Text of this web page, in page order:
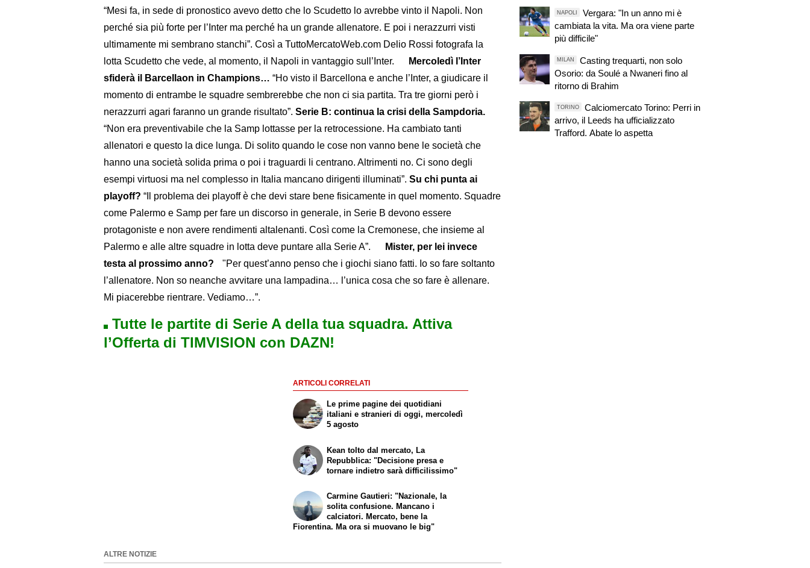
“Mesi fa, in sede di pronostico avevo detto che lo Scudetto lo avrebbe vinto il Napoli. Non
perché sia più forte per l’Inter ma perché ha un grande allenatore. E poi i nerazzurri visti
ultimamente mi sembrano stanchi”. Così a TuttoMercatoWeb.com Delio Rossi fotografa la
lotta Scudetto che vede, al momento, il Napoli in vantaggio sull’Inter.
Mercoledì l’Inter
sfiderà il Barcellaon in Champions… “Ho visto il Barcellona e anche l’Inter, a giudicare il
momento di entrambe le squadre sembrerebbe che non ci sia partita. Tra tre giorni però i
nerazzurri agari faranno un grande risultato”. Serie B: continua la crisi della Sampdoria.
“Non era preventivabile che la Samp lottasse per la retrocessione. Ha cambiato tanti
allenatori e questo la dice lunga. Di solito quando le cose non vanno bene le società che
hanno una società solida prima o poi i traguardi li centrano. Altrimenti no. Ci sono degli
esempi virtuosi ma nel complesso in Italia mancano dirigenti illuminati”. Su chi punta ai
playoff? “Il problema dei playoff è che devi stare bene fisicamente in quel momento. Squadre
come Palermo e Samp per fare un discorso in generale, in Serie B devono essere
protagoniste e non avere rendimenti altalenanti. Così come la Cremonese, che insieme al
Palermo e alle altre squadre in lotta deve puntare alla Serie A”.
Mister, per lei invece
testa al prossimo anno? "Per quest’anno penso che i giochi siano fatti. Io so fare soltanto
l’allenatore. Non so neanche avvitare una lampadina… l’unica cosa che so fare è allenare.
Mi piacerebbe rientrare. Vediamo…”.
Tutte le partite di Serie A della tua squadra. Attiva
l’Offerta di TIMVISION con DAZN!
ARTICOLI CORRELATI
Le prime pagine dei quotidiani
italiani e stranieri di oggi, mercoledì
5 agosto
Kean tolto dal mercato, La
Repubblica: "Decisione presa e
tornare indietro sarà difficilissimo"
Carmine Gautieri: "Nazionale, la
solita confusione. Mancano i
calciatori. Mercato, bene la
Fiorentina. Ma ora si muovano le big"
ALTRE NOTIZIE
NAPOLI
Vergara: "In un anno mi è
cambiata la vita. Ma ora viene parte
più difficile"
MILAN
Casting trequarti, non solo
Osorio: da Soulé a Nwaneri fino al
ritorno di Brahim
TORINO
Calciomercato Torino: Perri in
arrivo, il Leeds ha ufficializzato
Trafford. Abate lo aspetta